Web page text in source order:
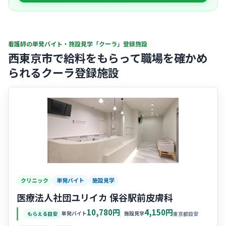
看護師の単発バイト・施設見学「クーラ」登録施設
西東京市で給料をもらって職場を確かめ
られるクーラ登録施設
クリニック 単発バイト 施設見学
医療法人社団ユリイカ 保谷駅前皮膚科
もらえる目安 単発バイト10,780円 施設見学4,150円東京都目安